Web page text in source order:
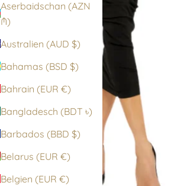
Aserbaidschan (AZN
₼)
Australien (AUD $)
Bahamas (BSD $)
Bahrain (EUR €)
Bangladesch (BDT ৳)
Barbados (BBD $)
Belarus (EUR €)
Belgien (EUR €)